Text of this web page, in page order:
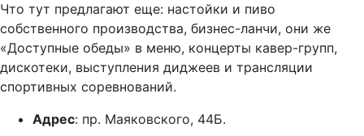
Что тут предлагают еще: настойки и пиво
собственного производства, бизнес-ланчи, они же
«Доступные обеды» в меню, концерты кавер-групп,
дискотеки, выступления диджеев и трансляции
спортивных соревнований.
Адрес: пр. Маяковского, 44Б.